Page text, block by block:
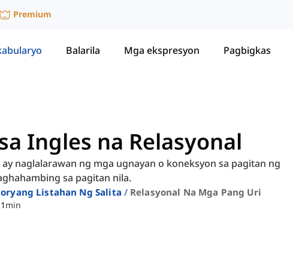
Premium
Balarila Mga ekspresyon Pagbigkas
Ingles na Relasyonal
naglalarawan ng mga ugnayan o koneksyon sa pagitan ng
sa pagitan nila.
Listahan Ng Salita Relasyonal Na Mga Pang Uri
min